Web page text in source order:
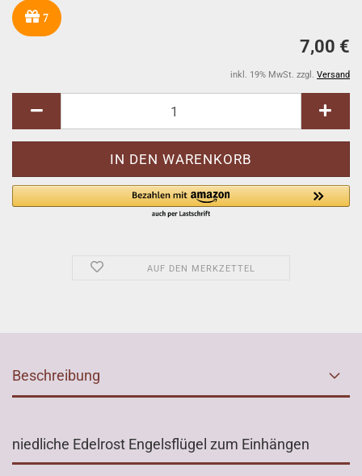
7
7,00 €
inkl. 19% MwSt. zzgl. Versand
AUF DEN MERKZETTEL
Beschreibung
niedliche Edelrost Engelsflügel zum Einhängen